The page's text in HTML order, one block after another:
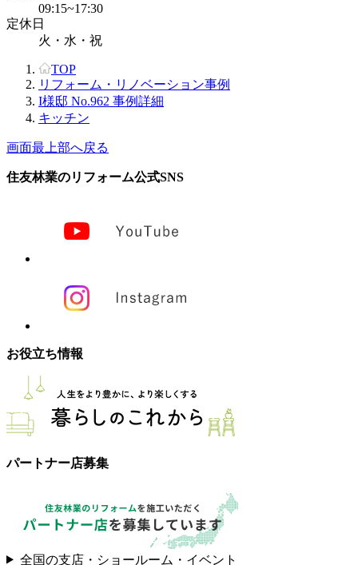
09:15~17:30
定休日
火・水・祝
TOP
リフォーム・リノベーション事例
I様邸 No.962 事例詳細
キッチン
画面最上部へ戻る
住友林業のリフォーム公式SNS
お役立ち情報
パートナー店募集
全国の支店・ショールーム・イベント